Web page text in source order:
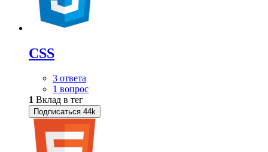
CSS
3 ответа
1 вопрос
1 Вклад в тег
Подписаться 44k